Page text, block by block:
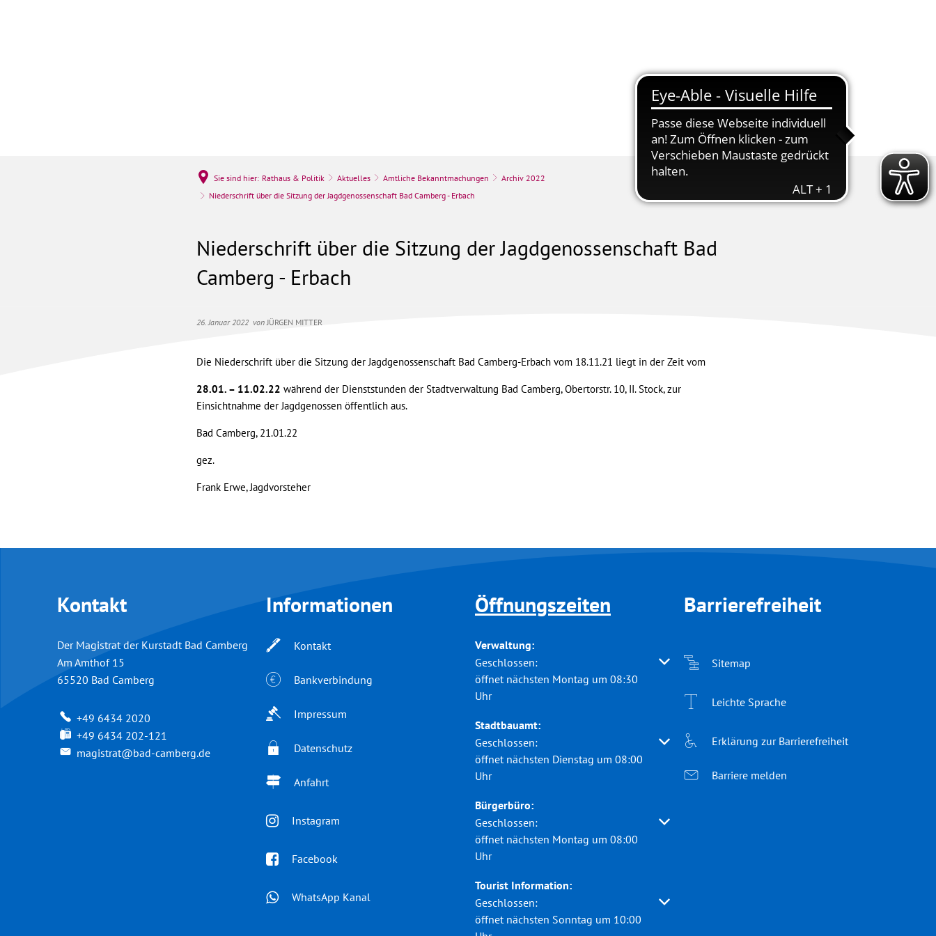
Bauen, Umwelt & Wirtschaft Kur & Tourismus
Sie sind hier: Rathaus & Politik Aktuelles Amtliche Bekanntmachungen
Archiv 2022
Niederschrift über die Sitzung der Jagdgenossenschaft Bad Camberg - Erbach
Niederschrift über die Sitzung der Jagdgenossenschaft Bad
Camberg - Erbach
26. Januar 2022 vonJÜRGEN MITTER
Die Niederschrift über die Sitzung der Jagdgenossenschaft Bad Camberg-Erbach vom 18.11.21 liegt in der Zeit vom
28.01. – 11.02.22 während der Dienststunden der Stadtverwaltung Bad Camberg, Obertorstr. 10, II. Stock, zur
Einsichtnahme der Jagdgenossen öffentlich aus.
Bad Camberg, 21.01.22
gez.
Frank Erwe, Jagdvorsteher
Kontakt
Der Magistrat der Kurstadt Bad Camberg
Am Amthof 15
65520 Bad Camberg
+49 6434 2020
+49 6434 202-121
magistrat@bad-camberg.de
Informationen
Kontakt
Bankverbindung
Impressum
Datenschutz
Anfahrt
Instagram
Facebook
WhatsApp Kanal
Öffnungszeiten
Verwaltung:
Klicken, um weitere Öffnungs- oder Schließzeiten auszublenden
Geschlossen:
öffnet nächsten Montag um 08:30
Uhr
Stadtbauamt:
Klicken, um weitere Öffnungs- oder Schließzeiten auszublenden
Geschlossen:
öffnet nächsten Dienstag um 08:00
Uhr
Bürgerbüro:
Klicken, um weitere Öffnungs- oder Schließzeiten auszublenden
Geschlossen:
öffnet nächsten Montag um 08:00
Uhr
Tourist Information:
Klicken, um weitere Öffnungs- oder Schließzeiten auszublenden
Geschlossen:
öffnet nächsten Sonntag um 10:00
Barrierefreiheit
Sitemap
Leichte Sprache
Erklärung zur Barrierefreiheit
Barriere melden